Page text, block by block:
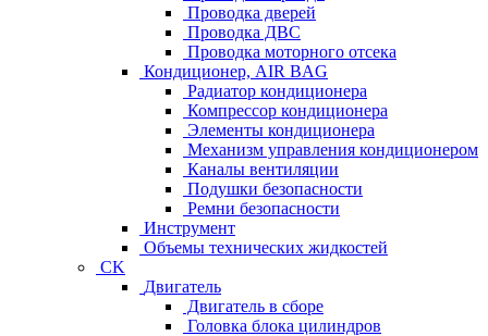
Проводка дверей
Проводка ДВС
Проводка моторного отсека
Кондиционер, AIR BAG
Радиатор кондиционера
Компрессор кондиционера
Элементы кондиционера
Механизм управления кондиционером
Каналы вентиляции
Подушки безопасности
Ремни безопасности
Инструмент
Объемы технических жидкостей
CK
Двигатель
Двигатель в сборе
Головка блока цилиндров